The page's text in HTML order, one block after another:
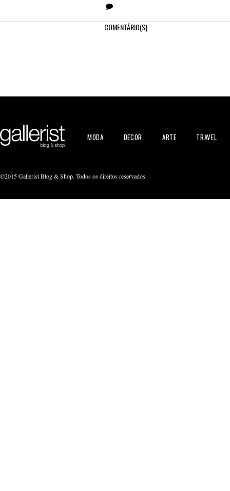
COMENTÁRIO(S)
MODA DECOR ARTE TRAVEL
©2015 Gallerist Blog & Shop. Todos os direitos reservados